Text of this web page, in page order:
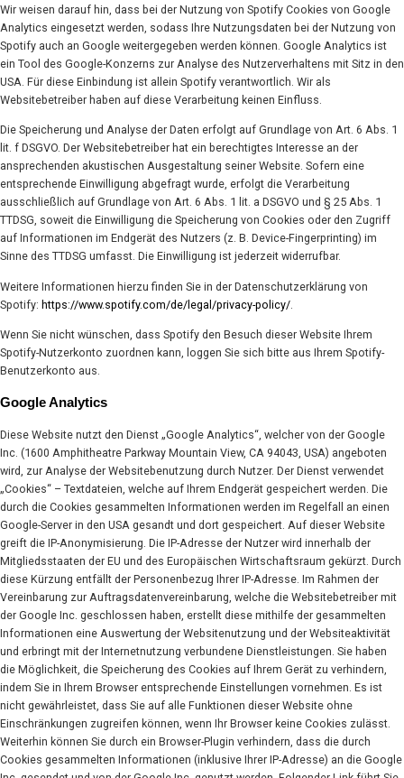
Wir weisen darauf hin, dass bei der Nutzung von Spotify Cookies von Google
Analytics eingesetzt werden, sodass Ihre Nutzungsdaten bei der Nutzung von
Spotify auch an Google weitergegeben werden können. Google Analytics ist
ein Tool des Google-Konzerns zur Analyse des Nutzerverhaltens mit Sitz in den
USA. Für diese Einbindung ist allein Spotify verantwortlich. Wir als
Websitebetreiber haben auf diese Verarbeitung keinen Einfluss.
Die Speicherung und Analyse der Daten erfolgt auf Grundlage von Art. 6 Abs. 1
lit. f DSGVO. Der Websitebetreiber hat ein berechtigtes Interesse an der
ansprechenden akustischen Ausgestaltung seiner Website. Sofern eine
entsprechende Einwilligung abgefragt wurde, erfolgt die Verarbeitung
ausschließlich auf Grundlage von Art. 6 Abs. 1 lit. a DSGVO und § 25 Abs. 1
TTDSG, soweit die Einwilligung die Speicherung von Cookies oder den Zugriff
auf Informationen im Endgerät des Nutzers (z. B. Device-Fingerprinting) im
Sinne des TTDSG umfasst. Die Einwilligung ist jederzeit widerrufbar.
Weitere Informationen hierzu finden Sie in der Datenschutzerklärung von
Spotify: https://www.spotify.com/de/legal/privacy-policy/
Wenn Sie nicht wünschen, dass Spotify den Besuch dieser Website Ihrem
Spotify-Nutzerkonto zuordnen kann, loggen Sie sich bitte aus Ihrem Spotify-
Benutzerkonto aus.
Google Analytics
Diese Website nutzt den Dienst „Google Analytics“, welcher von der Google
Inc. (1600 Amphitheatre Parkway Mountain View, CA 94043, USA) angeboten
wird, zur Analyse der Websitebenutzung durch Nutzer. Der Dienst verwendet
„Cookies“ – Textdateien, welche auf Ihrem Endgerät gespeichert werden. Die
durch die Cookies gesammelten Informationen werden im Regelfall an einen
Google-Server in den USA gesandt und dort gespeichert. Auf dieser Website
greift die IP-Anonymisierung. Die IP-Adresse der Nutzer wird innerhalb der
Mitgliedsstaaten der EU und des Europäischen Wirtschaftsraum gekürzt. Durch
diese Kürzung entfällt der Personenbezug Ihrer IP-Adresse. Im Rahmen der
Vereinbarung zur Auftragsdatenvereinbarung, welche die Websitebetreiber mit
der Google Inc. geschlossen haben, erstellt diese mithilfe der gesammelten
Informationen eine Auswertung der Websitenutzung und der Websiteaktivität
und erbringt mit der Internetnutzung verbundene Dienstleistungen. Sie haben
die Möglichkeit, die Speicherung des Cookies auf Ihrem Gerät zu verhindern,
indem Sie in Ihrem Browser entsprechende Einstellungen vornehmen. Es ist
nicht gewährleistet, dass Sie auf alle Funktionen dieser Website ohne
Einschränkungen zugreifen können, wenn Ihr Browser keine Cookies zulässt.
Weiterhin können Sie durch ein Browser-Plugin verhindern, dass die durch
Cookies gesammelten Informationen (inklusive Ihrer IP-Adresse) an die Google